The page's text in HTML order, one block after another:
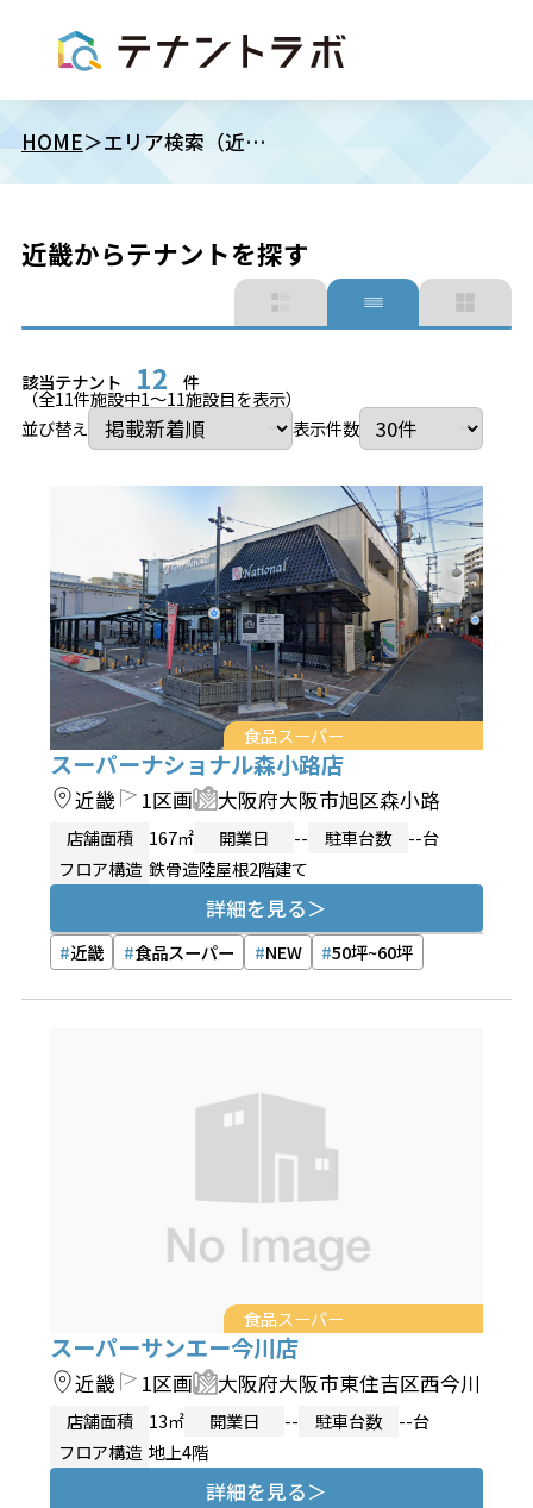
HOME エリア検索（近畿）
近畿からテナントを探す
該当テナント 12 件
（全11件施設中1〜11施設目を表示）
並び替え
表示件数
食品スーパー
スーパーナショナル森小路店
近畿 1区画 大阪府大阪市旭区森小路
店舗面積 167㎡ 開業日 -- 駐車台数
--台
フロア構造 鉄骨造陸屋根2階建て
詳細を見る
近畿 食品スーパー NEW 50坪~60坪
食品スーパー
スーパーサンエー今川店
近畿 1区画 大阪府大阪市東住吉区西今川
店舗面積 13㎡ 開業日 -- 駐車台数
--台
フロア構造 地上4階
詳細を見る